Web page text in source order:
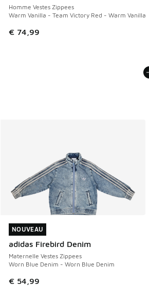
Homme Vestes Zippees
Warm Vanilla - Team Victory Red - Warm Vanilla
€ 74,99
NOUVEAU
adidas Firebird Denim
Maternelle Vestes Zippees
Worn Blue Denim - Worn Blue Denim
€ 54,99
NOUVEAU